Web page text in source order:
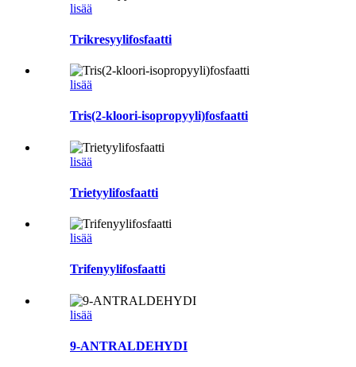
lisää
Trikresyylifosfaatti
lisää
Tris(2-kloori-isopropyyli)fosfaatti
lisää
Trietyylifosfaatti
lisää
Trifenyylifosfaatti
lisää
9-ANTRALDEHYDI